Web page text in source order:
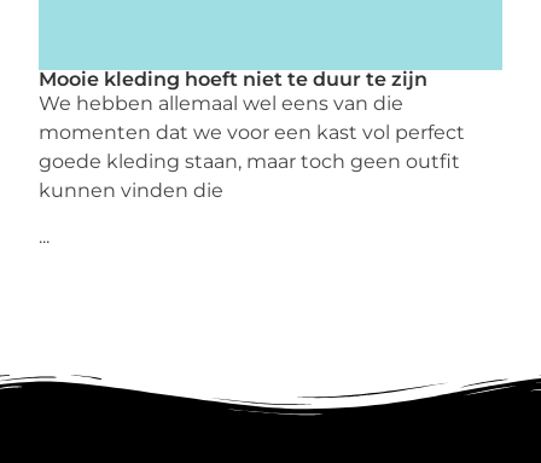
Mooie kleding hoeft niet te duur te zijn
We hebben allemaal wel eens van die
momenten dat we voor een kast vol perfect
goede kleding staan, maar toch geen outfit
kunnen vinden die
...